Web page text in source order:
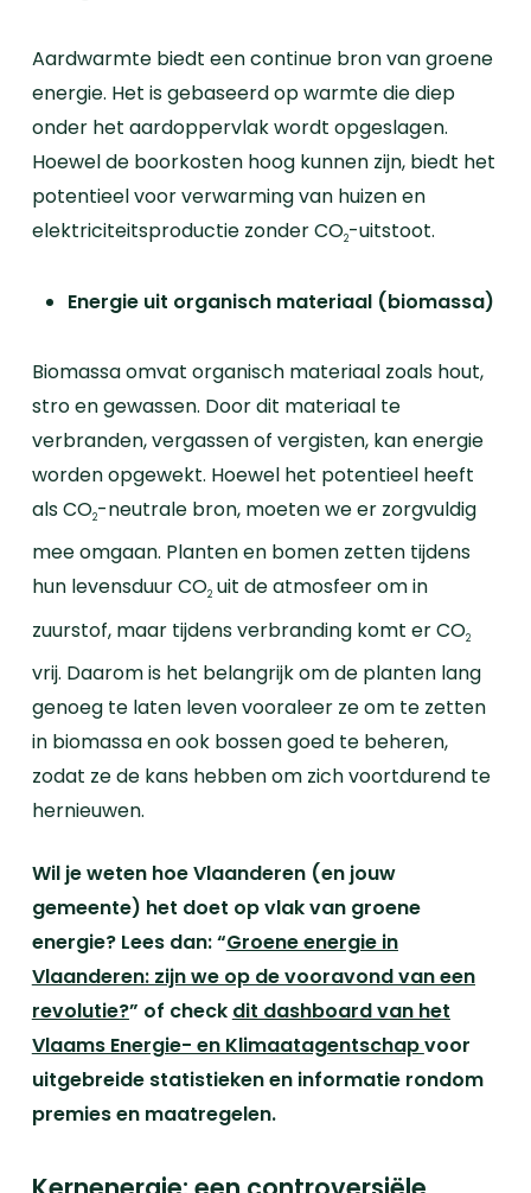
Aardwarmte biedt een continue bron van groene
energie. Het is gebaseerd op warmte die diep
onder het aardoppervlak wordt opgeslagen.
Hoewel de boorkosten hoog kunnen zijn, biedt het
potentieel voor verwarming van huizen en
elektriciteitsproductie zonder CO2-uitstoot.
Energie uit organisch materiaal (biomassa)
Biomassa omvat organisch materiaal zoals hout,
stro en gewassen. Door dit materiaal te
verbranden, vergassen of vergisten, kan energie
worden opgewekt. Hoewel het potentieel heeft
als CO2-neutrale bron, moeten we er zorgvuldig
mee omgaan. Planten en bomen zetten tijdens
hun levensduur CO2uit de atmosfeer om in
zuurstof, maar tijdens verbranding komt er CO2
vrij. Daarom is het belangrijk om de planten lang
genoeg te laten leven vooraleer ze om te zetten
in biomassa en ook bossen goed te beheren,
zodat ze de kans hebben om zich voortdurend te
hernieuwen.
Wil je weten hoe Vlaanderen (en jouw
gemeente) het doet op vlak van groene
energie? Lees dan: “Groene energie in
Vlaanderen: zijn we op de vooravond van een
revolutie?” of check dit dashboard van het
Vlaams Energie- en Klimaatagentschapvoor
uitgebreide statistieken en informatie rondom
premies en maatregelen.